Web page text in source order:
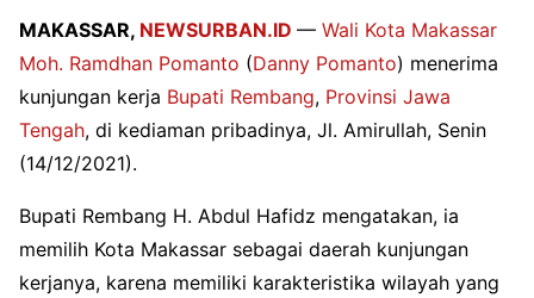
MAKASSAR, NEWSURBAN.ID — Wali Kota Makassar
Moh. Ramdhan Pomanto (Danny Pomanto) menerima
kunjungan kerja Bupati Rembang, Provinsi Jawa
Tengah, di kediaman pribadinya, Jl. Amirullah, Senin
(14/12/2021).
Bupati Rembang H. Abdul Hafidz mengatakan, ia
memilih Kota Makassar sebagai daerah kunjungan
kerjanya, karena memiliki karakteristika wilayah yang